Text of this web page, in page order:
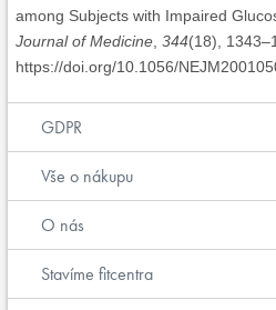
among Subjects with Impaired
Journal of Medicine 344(18),
https://doi.org/10.1056/
GDPR
Vše o nákupu
O nás
Stavíme fitcentra